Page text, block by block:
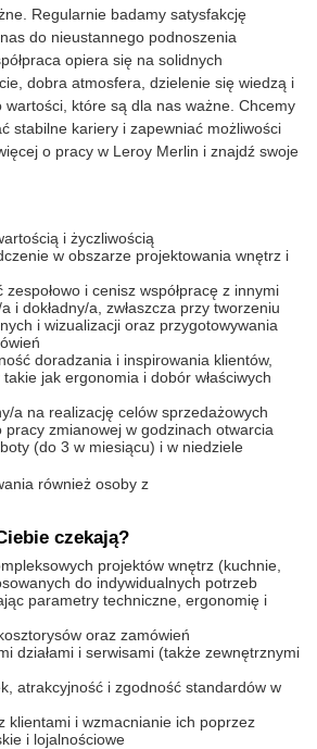
Regularnie badamy satysfakcję
do nieustannego podnoszenia
opiera się na solidnych
dobra atmosfera, dzielenie się wiedzą i
wartości, które są dla nas ważne. Chcemy
stabilne kariery i zapewniać możliwości
o pracy w Leroy Merlin i znajdź swoje
i życzliwością
w obszarze projektowania wnętrz i
i cenisz współpracę z innymi
i dokładny/a, zwłaszcza przy tworzeniu
i wizualizacji oraz przygotowywania
doradzania i inspirowania klientów,
takie jak ergonomia i dobór właściwych
a na realizację celów sprzedażowych
pracy zmianowej w godzinach otwarcia
(do 3 w miesiącu) i w niedziele
również osoby z
czekają?
projektów wnętrz (kuchnie,
do indywidualnych potrzeb
parametry techniczne, ergonomię i
oraz zamówień
działami i serwisami (także zewnętrznymi
atrakcyjność i zgodność standardów w
klientami i wzmacnianie ich poprzez
i lojalnościowe